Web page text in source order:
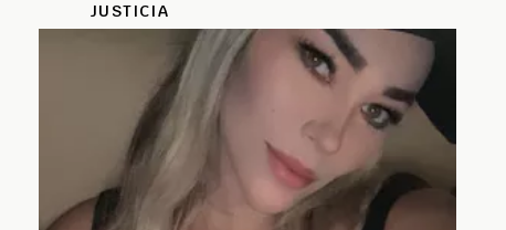
JUSTICIA